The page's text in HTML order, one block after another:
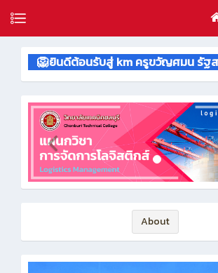
🦁ยินดีต้อนรับสู่ km ครูขวัญศม
About